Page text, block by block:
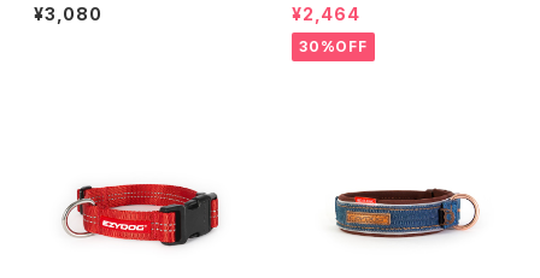
ー S (全7色)
¥3,080
(全2色)
¥2,464
30%OFF